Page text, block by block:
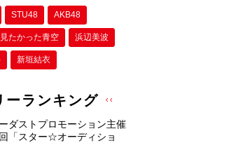
STU48 AKB48
たかった⻘空 浜辺美波
新垣結衣
ーランキング
ダストプロモーション主催
「スター☆オーディショ